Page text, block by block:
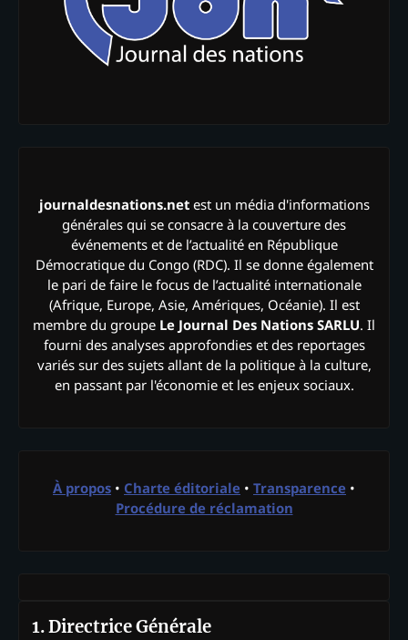
journaldesnations.netest un média d'informations
générales qui se consacre à la couverture des
événements et de l’actualité en République
Démocratique du Congo (RDC). Il se donne également
le pari de faire le focus de l’actualité internationale
(Afrique, Europe, Asie, Amériques, Océanie). Il est
membre du groupe Le Journal Des Nations SARLU. Il
fourni des analyses approfondies et des reportages
variés sur des sujets allant de la politique à la culture,
en passant par l'économie et les enjeux sociaux.
À propos • Charte éditoriale • Transparence •
Procédure de réclamation
1. Directrice Générale